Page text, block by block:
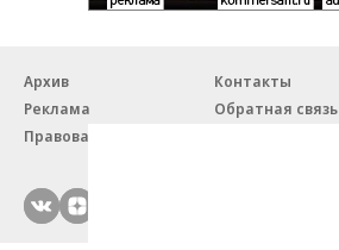
Архив
Контакты
Реклама
Обратная связь
Правовая информация